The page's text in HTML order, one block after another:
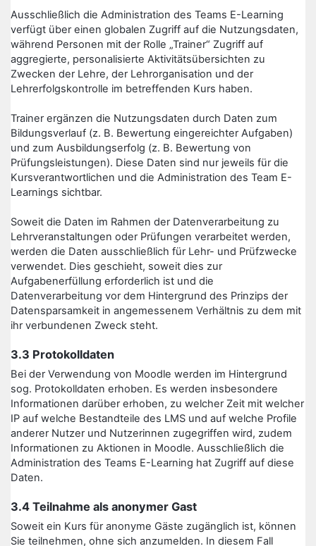
Ausschließlich die Administration des Teams E-Learning
verfügt über einen globalen Zugriff auf die Nutzungsdaten,
während Personen mit der Rolle „Trainer“ Zugriff auf
aggregierte, personalisierte Aktivitätsübersichten zu
Zwecken der Lehre, der Lehrorganisation und der
Lehrerfolgskontrolle im betreffenden Kurs haben.
Trainer ergänzen die Nutzungsdaten durch Daten zum
Bildungsverlauf (z. B. Bewertung eingereichter Aufgaben)
und zum Ausbildungserfolg (z. B. Bewertung von
Prüfungsleistungen). Diese Daten sind nur jeweils für die
Kursverantwortlichen und die Administration des Team E-
Learnings sichtbar.
Soweit die Daten im Rahmen der Datenverarbeitung zu
Lehrveranstaltungen oder Prüfungen verarbeitet werden,
werden die Daten ausschließlich für Lehr- und Prüfzwecke
verwendet. Dies geschieht, soweit dies zur
Aufgabenerfüllung erforderlich ist und die
Datenverarbeitung vor dem Hintergrund des Prinzips der
Datensparsamkeit in angemessenem Verhältnis zu dem mit
ihr verbundenen Zweck steht.
3.3 Protokolldaten
Bei der Verwendung von Moodle werden im Hintergrund
sog. Protokolldaten erhoben. Es werden insbesondere
Informationen darüber erhoben, zu welcher Zeit mit welcher
IP auf welche Bestandteile des LMS und auf welche Profile
anderer Nutzer und Nutzerinnen zugegriffen wird, zudem
Informationen zu Aktionen in Moodle. Ausschließlich die
Administration des Teams E-Learning hat Zugriff auf diese
Daten.
3.4 Teilnahme als anonymer Gast
Soweit ein Kurs für anonyme Gäste zugänglich ist, können
Sie teilnehmen, ohne sich anzumelden. In diesem Fall